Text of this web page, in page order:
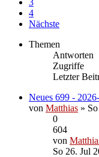
4
Nächste
Themen
Antworten
Zugriffe
Letzter
Neues 699 -
von Matthias »
0
604
von
So 26. Jul